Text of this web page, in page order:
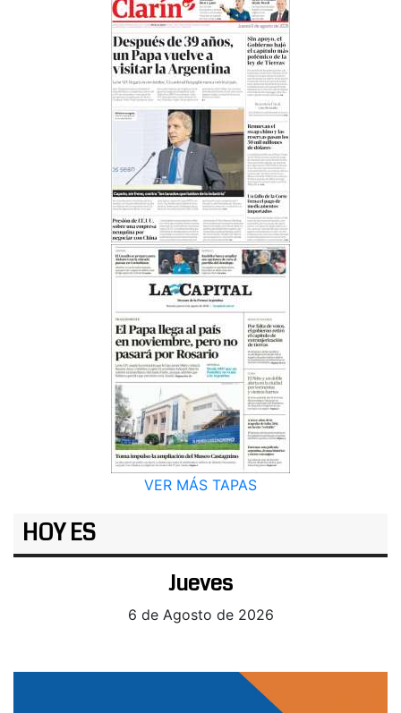
VER MÁS TAPAS
HOY ES
Jueves
6 de Agosto de 2026